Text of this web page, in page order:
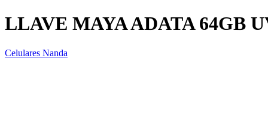
LLAVE MAYA ADATA 64GB
Celulares Nanda